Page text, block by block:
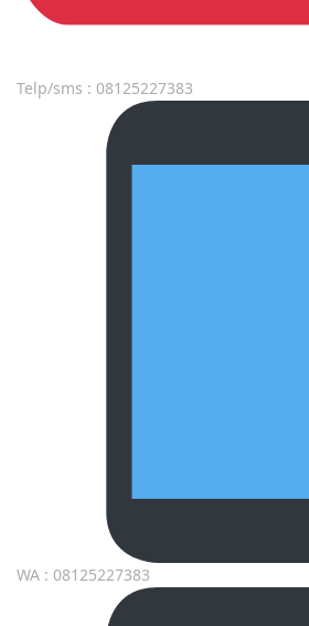
Telp/sms : 08125227383
WA : 08125227383